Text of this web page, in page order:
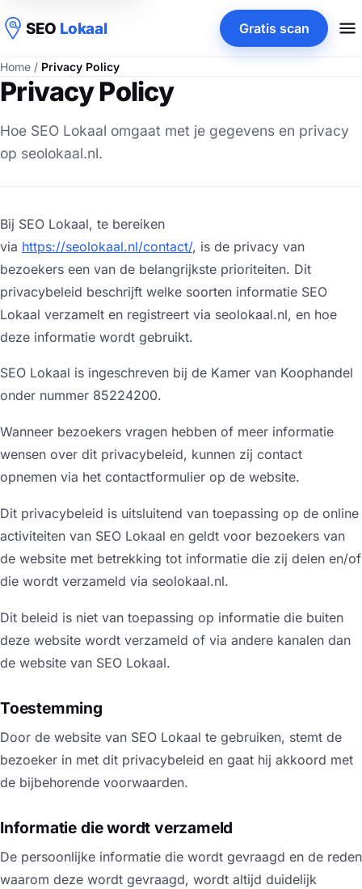
SEO Lokaal Gratis scan
Home / Privacy Policy
Privacy Policy
Hoe SEO Lokaal omgaat met je gegevens en privacy
op seolokaal.nl.
Bij SEO Lokaal, te bereiken
via https://seolokaal.nl/contact/, is de privacy van
bezoekers een van de belangrijkste prioriteiten. Dit
privacybeleid beschrijft welke soorten informatie SEO
Lokaal verzamelt en registreert via seolokaal.nl, en hoe
deze informatie wordt gebruikt.
SEO Lokaal is ingeschreven bij de Kamer van Koophandel
onder nummer 85224200.
Wanneer bezoekers vragen hebben of meer informatie
wensen over dit privacybeleid, kunnen zij contact
opnemen via het contactformulier op de website.
Dit privacybeleid is uitsluitend van toepassing op de online
activiteiten van SEO Lokaal en geldt voor bezoekers van
de website met betrekking tot informatie die zij delen en/of
die wordt verzameld via seolokaal.nl.
Dit beleid is niet van toepassing op informatie die buiten
deze website wordt verzameld of via andere kanalen dan
de website van SEO Lokaal.
Toestemming
Door de website van SEO Lokaal te gebruiken, stemt de
bezoeker in met dit privacybeleid en gaat hij akkoord met
de bijbehorende voorwaarden.
Informatie die wordt verzameld
De persoonlijke informatie die wordt gevraagd en de reden
waarom deze wordt gevraagd, wordt altijd duidelijk